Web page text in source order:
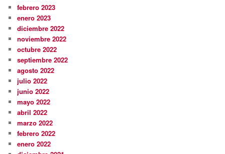
febrero 2023
enero 2023
diciembre 2022
noviembre 2022
octubre 2022
septiembre 2022
agosto 2022
julio 2022
junio 2022
mayo 2022
abril 2022
marzo 2022
febrero 2022
enero 2022